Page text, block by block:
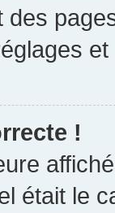
des
!
était le